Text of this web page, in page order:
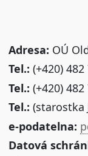
Adresa: OÚ
Tel.: (+420)
Tel.: (+420)
Tel.: (starostka
e-podatelna:
Datová